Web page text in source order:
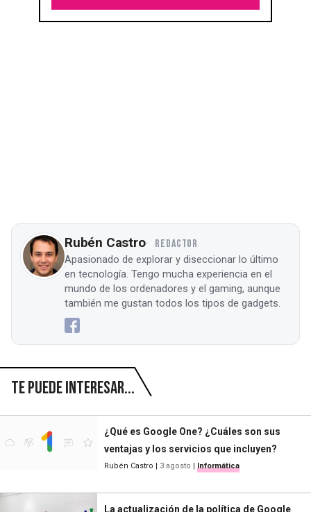
Rubén Castro REDACTOR
Apasionado de explorar y diseccionar lo último
en tecnología. Tengo mucha experiencia en el
mundo de los ordenadores y el gaming, aunque
también me gustan todos los tipos de gadgets.
Te puede interesar...
¿Qué es Google One? ¿Cuáles son sus
ventajas y los servicios que incluyen?
Rubén Castro | 3 agosto | Informática
La actualización de la política de Google